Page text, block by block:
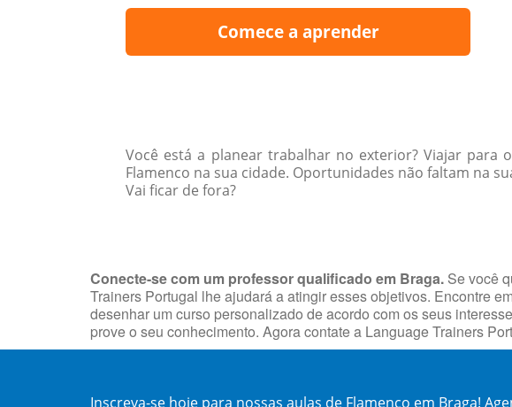
Comece a aprender
Você está a planear trabalhar no exterior? Viajar para
Flamenco na sua cidade. Oportunidades não faltam na
Vai ficar de fora?
Conecte-se com um professor qualificado em Braga. Se você
Trainers Portugal lhe ajudará a atingir esses objetivos. Encontre
desenhar um curso personalizado de acordo com os seus
prove o seu conhecimento. Agora contate a Language Trainers
Inscreva-se hoje para nossas aulas de Flamenco em Braga!